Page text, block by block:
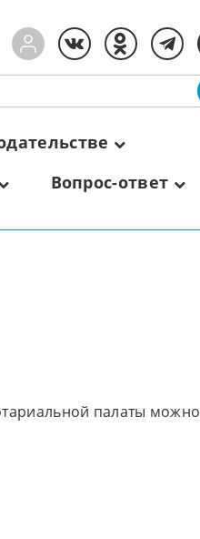
Вопрос-ответ
палаты можно